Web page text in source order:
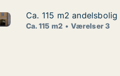
til salg i 4230 Skælskør,
m2 andelsbolig til salg i
Ca. 115 m2
Ca. 115 m2
Ca. 115 m2 Værelser 3